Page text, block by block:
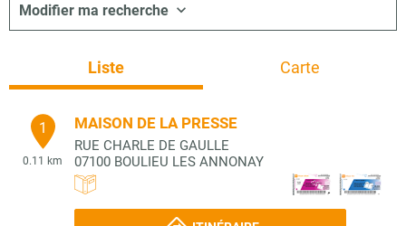
Modifier ma recherche
Liste Carte
1
0.11 km
MAISON DE LA PRESSE
RUE CHARLE DE GAULLE
07100 BOULIEU LES ANNONAY